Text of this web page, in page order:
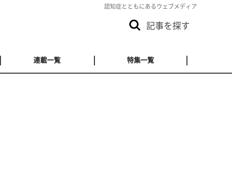
認知症とともにあるウェブメディア
記事を探す
連載一覧 特集一覧